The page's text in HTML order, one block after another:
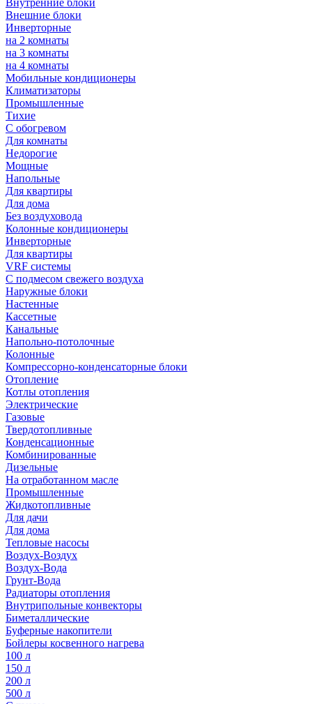
Внутренние блоки
Внешние блоки
Инверторные
на 2 комнаты
на 3 комнаты
на 4 комнаты
Мобильные кондиционеры
Климатизаторы
Промышленные
Тихие
С обогревом
Для комнаты
Недорогие
Мощные
Напольные
Для квартиры
Для дома
Без воздуховода
Колонные кондиционеры
Инверторные
Для квартиры
VRF системы
С подмесом свежего воздуха
Наружные блоки
Настенные
Кассетные
Канальные
Напольно-потолочные
Колонные
Компрессорно-конденсаторные блоки
Отопление
Котлы отопления
Электрические
Газовые
Твердотопливные
Конденсационные
Комбинированные
Дизельные
На отработанном масле
Промышленные
Жидкотопливные
Для дачи
Для дома
Тепловые насосы
Воздух-Воздух
Воздух-Вода
Грунт-Вода
Радиаторы отопления
Внутрипольные конвекторы
Биметаллические
Буферные накопители
Бойлеры косвенного нагрева
100 л
150 л
200 л
500 л